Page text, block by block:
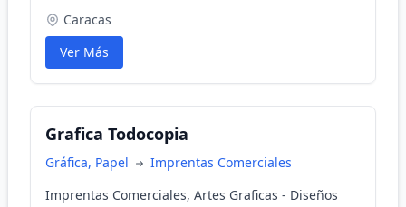
Caracas
Ver Más
Grafica Todocopia
Gráfica, Papel
Imprentas Comerciales
Imprentas Comerciales, Artes Graficas - Diseños